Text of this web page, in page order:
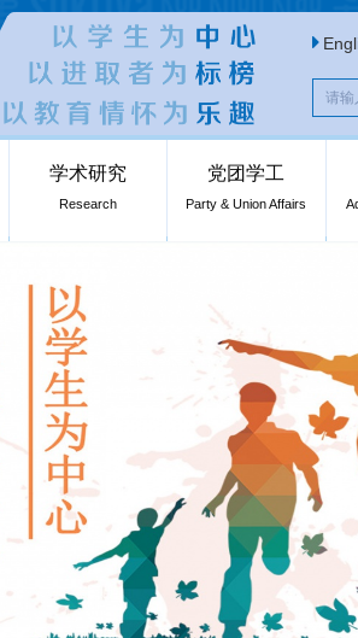
学术研究
Research
党团学工
Party & Union Affairs